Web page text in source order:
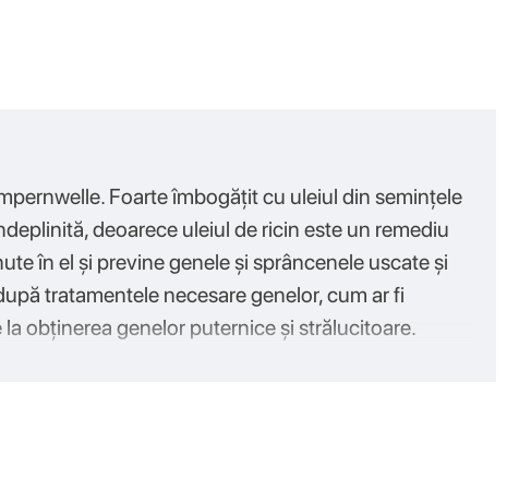
Foarte îmbogățit cu uleiul din semințele
deoarece uleiul de ricin este un remediu
în el și previne genele și sprâncenele uscate și
tratamentele necesare genelor, cum ar fi
obținerea genelor puternice și strălucitoare.